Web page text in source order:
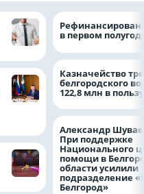
в первом
Казначейство
белгородского
122,8 млн в
Александр
При поддержке
Национального
помощи в
области усилили
подразделение
Белгород»